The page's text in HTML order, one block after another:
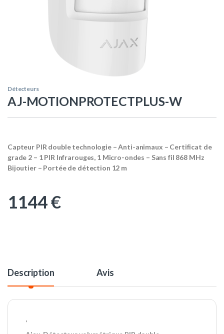
Détecteurs
AJ-MOTIONPROTECTPLUS-W
Capteur PIR double technologie – Anti-animaux – Certificat de
grade 2 – 1 PIR Infrarouges, 1 Micro-ondes – Sans fil 868 MHz
Bijoutier – Portée de détection 12 m
1144€
Description Avis
‘